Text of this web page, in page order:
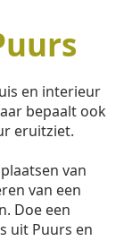
en interieur
bepaalt ook
eruitziet.
van
van een
Doe een
uit Puurs en